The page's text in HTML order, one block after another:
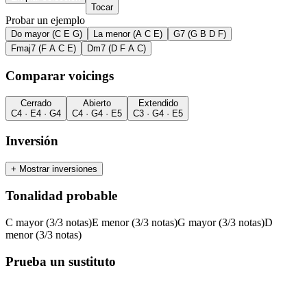
Tocar
Probar un ejemplo
Do mayor (C E G) La menor (A C E)
G7 (G B D F)
Fmaj7 (F A C E)
Dm7 (D F A C)
Comparar voicings
Cerrado
C4 · E4 · G4
Abierto
C4 · G4 · E5
Extendido
C3 · G4 · E5
Inversión
+ Mostrar inversiones
Tonalidad probable
C mayor (3/3 notas)E menor (3/3 notas)G mayor (3/3 notas)D
menor (3/3 notas)
Prueba un sustituto